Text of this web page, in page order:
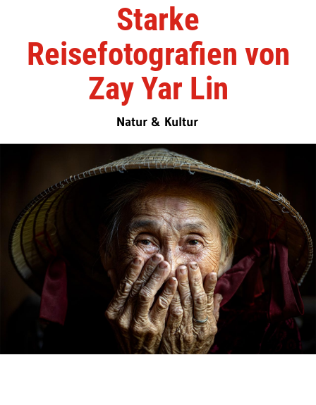
Starke
Reisefotografien von
Zay Yar Lin
Natur & Kultur